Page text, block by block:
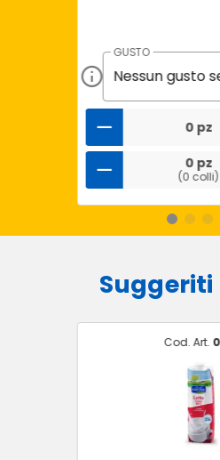
GUSTO
0 pz
0 pz
(0 colli)
Suggeriti
Cod. Art.